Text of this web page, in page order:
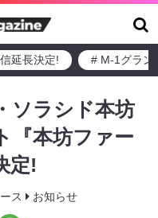
延長決定! # M-1グラン
ソラシド本坊
『本坊ファー
定!
ス お知らせ